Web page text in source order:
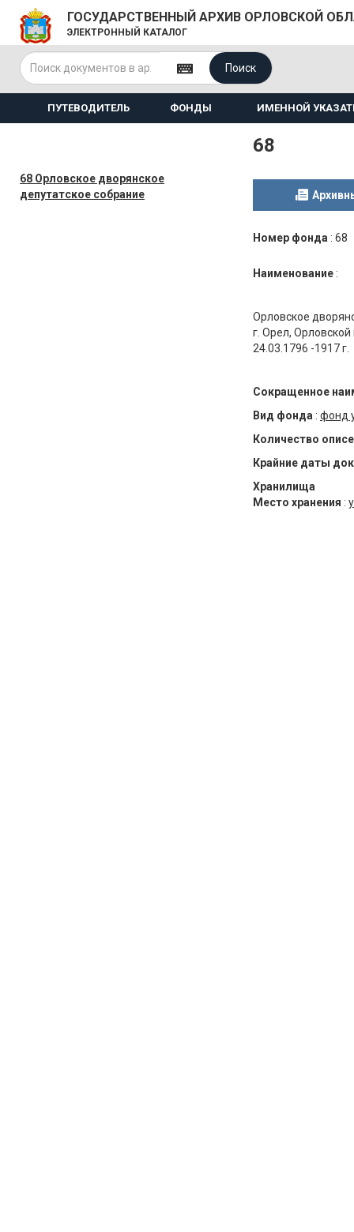
ГОСУДАРСТВЕННЫЙ АРХИВ ОРЛОВСКОЙ
ЭЛЕКТРОННЫЙ КАТАЛОГ
Поиск
ПУТЕВОДИТЕЛЬ ФОНДЫ ИМЕННОЙ
68 Орловское дворянское
депутатское собрание
68
Номер фонда : 68
Наименование :
Орловское
г. Орел, Орловской
24.03.1796 -1917 г.
Сокращенное
Вид фонда : фонд
Количество
Крайние даты
Хранилища
Место хранения :